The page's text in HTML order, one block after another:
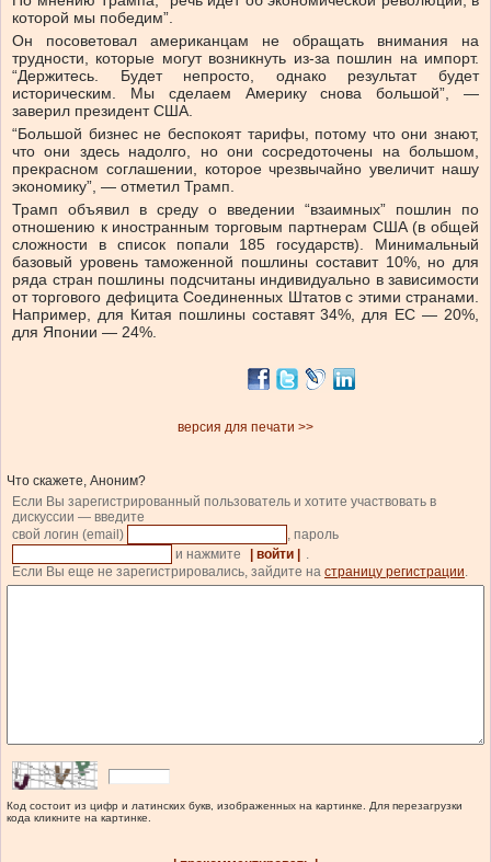
которой мы победим”.
Он посоветовал американцам не обращать внимания на
трудности, которые могут возникнуть из-за пошлин на импорт.
“Держитесь. Будет непросто, однако результат будет
историческим. Мы сделаем Америку снова большой”, —
заверил президент США.
“Большой бизнес не беспокоят тарифы, потому что они знают,
что они здесь надолго, но они сосредоточены на большом,
прекрасном соглашении, которое чрезвычайно увеличит нашу
экономику”, — отметил Трамп.
Трамп объявил в среду о введении “взаимных” пошлин по
отношению к иностранным торговым партнерам США (в общей
сложности в список попали 185 государств). Минимальный
базовый уровень таможенной пошлины составит 10%, но для
ряда стран пошлины подсчитаны индивидуально в зависимости
от торгового дефицита Соединенных Штатов с этими странами.
Например, для Китая пошлины составят 34%, для ЕС — 20%,
для Японии — 24%.
версия для печати >>
Что скажете, Аноним?
Если Вы зарегистрированный пользователь и хотите участвовать в
дискуссии — введите
свой логин (email)
, пароль
и нажмите
| войти |
.
Если Вы еще не зарегистрировались, зайдите на страницу регистрации.
Код состоит из цифр и латинских букв, изображенных на картинке. Для перезагрузки
кода кликните на картинке.